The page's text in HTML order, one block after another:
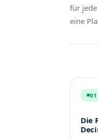
für
eine
01
Die